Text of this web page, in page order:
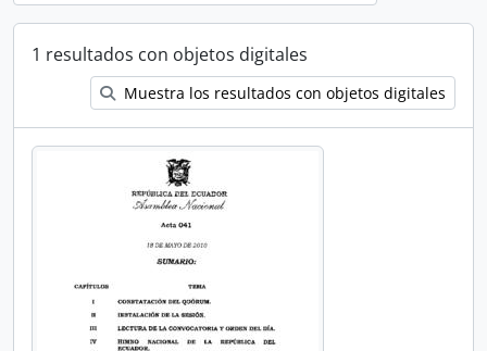
1 resultados con objetos digitales
Muestra los resultados con objetos digitales